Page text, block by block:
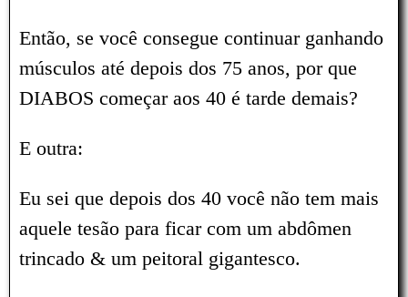
Então, se você consegue continuar ganhando
músculos até depois dos 75 anos, por que
DIABOS começar aos 40 é tarde demais?
E outra:
Eu sei que depois dos 40 você não tem mais
aquele tesão para ficar com um abdômen
trincado & um peitoral gigantesco.